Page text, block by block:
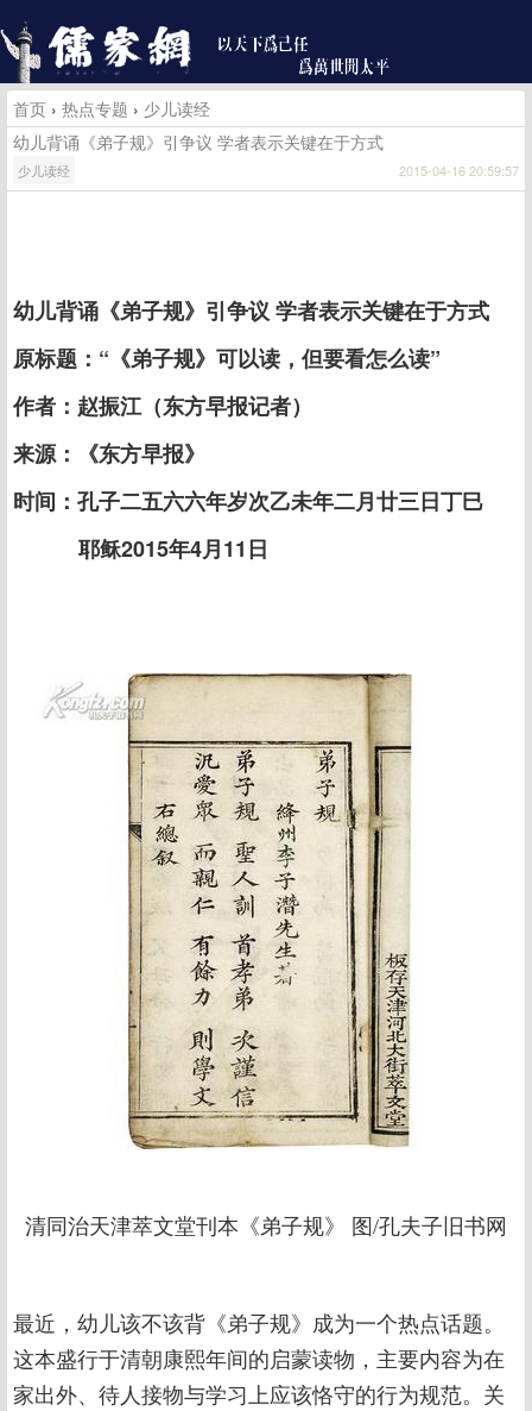
首页 › 热点专题 › 少儿读经
幼儿背诵《弟子规》引争议 学者表示关键在于方式
少儿读经 2015-04-16 20:59:57
幼儿背诵《弟子规》引争议 学者表示关键在于方式
原标题：“《弟子规》可以读，但要看怎么读”
作者：赵振江（东方早报记者）
来源：《东方早报》
时间：孔子二五六六年岁次乙未年二月廿三日丁巳
耶稣2015年4月11日
清同治天津萃文堂刊本《弟子规》 图/孔夫子旧书网
最近，幼儿该不该背《弟子规》成为一个热点话题。
这本盛行于清朝康熙年间的启蒙读物，主要内容为在
家出外、待人接物与学习上应该恪守的行为规范。关